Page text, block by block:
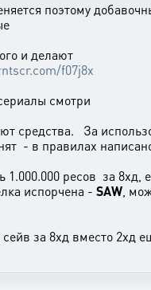
поэтому
и делают
f07j8x
смотри
средства. За
- в правилах
1.000.000 ресов за 8хд,
испорчена - SAW,
сейв за 8хд вместо 2хд